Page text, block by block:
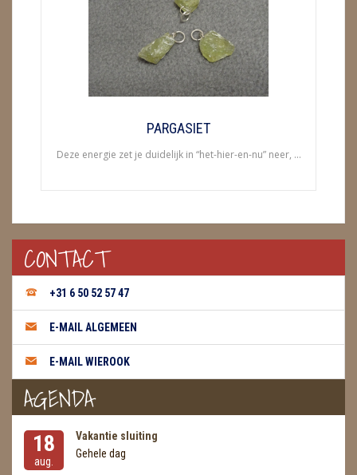
FENG SHUI
GEODE 'S / STANDAARDS
HANGERS
HUISREINIGING
KAARSEN
LAMPEN
MASSAGE
METEORIETEN
READING EN PERSOONLIJK ADVIES
RUWE STENEN
SCHEDELS / SKULLS
PARGASIET
Deze energie zet je duidelijk in “het-hier-en-nu” neer, ...
CONTACT
+31 6 50 52 57 47
E-MAIL ALGEMEEN
E-MAIL WIEROOK
AGENDA
18
aug.
Vakantie sluiting
Gehele dag